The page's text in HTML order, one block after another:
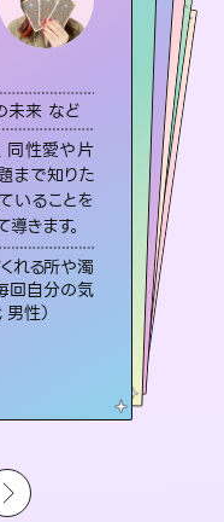
未来 など
同性愛や片
まで知りた
いることを
きます。
れる所や濁
回自分の気
性）
、復縁 など
つ東洋最古の
い、幸せへ向
い結果にも具
す。
いて鑑定して
楽になりまし
グ
リ
縁 など
の選択肢があり
くなっているあな
け、その未来を
イスします。
関係、本心など
っくり。対策が
す（40代）
とうげんみう
ーディング
テゴリ
気持ち、復縁 など
未満なお相手との今後や本音を丁寧に読み解き恋愛成就へと導きます。
ドバイス通りに行
きました。ありが
40代 女性）
理恵
リーディング
カテゴリ
未来、年の差 など
て
成就などの報告実績
として2万超の施術経
できる鑑定で、より良
します。
ー
でした。しかもこち
いのに視えていらっ
す（30代女性）
ラクル
ード
カテゴリ
人の気持ち など
いて
ードを使って「今」と
気になるあの人の気持
み解き、恋や人生のヒ
出します。
ー
みたいに晴れまし
らっしゃるんだなと
女性）